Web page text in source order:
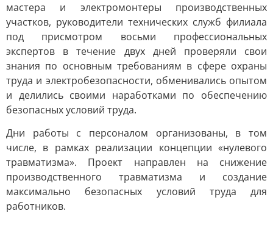
мастера и электромонтеры производственных
участков, руководители технических служб филиала
под присмотром восьми профессиональных
экспертов в течение двух дней проверяли свои
знания по основным требованиям в сфере охраны
труда и электробезопасности, обменивались опытом
и делились своими наработками по обеспечению
безопасных условий труда.
Дни работы с персоналом организованы, в том
числе, в рамках реализации концепции «нулевого
травматизма». Проект направлен на снижение
производственного травматизма и создание
максимально безопасных условий труда для
работников.